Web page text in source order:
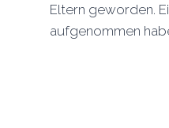
Eltern geworden.
aufgenommen